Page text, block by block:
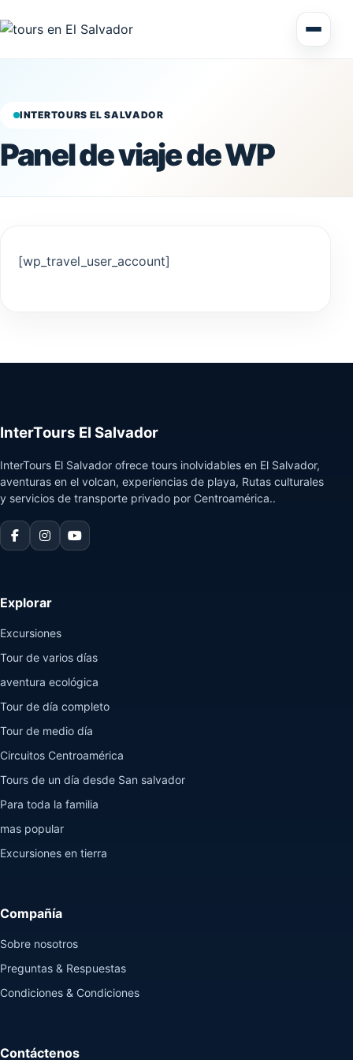
Circuitos Centroamérica
Excursiones en tierra
INTERTOURS EL SALVADOR
Panel de viaje de WP
[wp_travel_user_account]
InterTours El Salvador
InterTours El Salvador ofrece tours inolvidables en El Salvador,
aventuras en el volcan, experiencias de playa, Rutas culturales
y servicios de transporte privado por Centroamérica..
Explorar
Excursiones
Tour de varios días
aventura ecológica
Tour de día completo
Tour de medio día
Circuitos Centroamérica
Tours de un día desde San salvador
Para toda la familia
mas popular
Excursiones en tierra
Compañía
Sobre nosotros
Preguntas & Respuestas
Condiciones & Condiciones
Contáctenos